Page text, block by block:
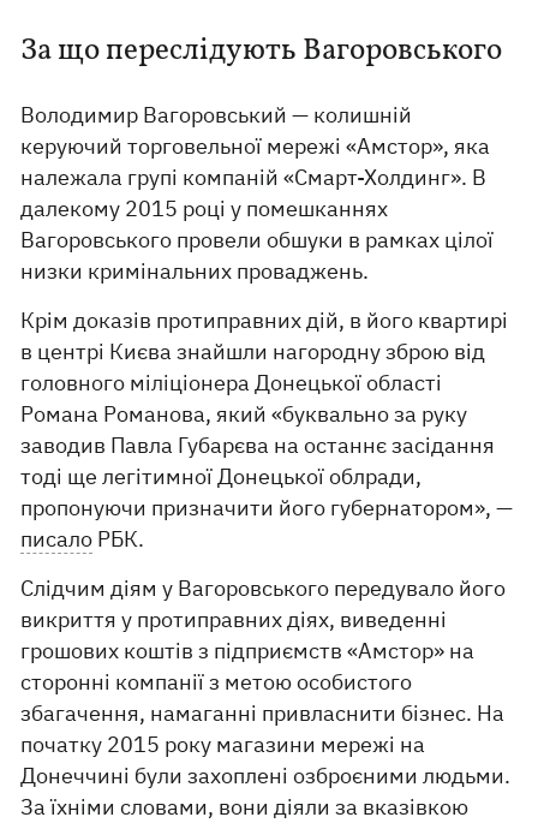
За що переслідують Вагоровського
Володимир Вагоровський — колишній
керуючий торговельної мережі «Амстор», яка
належала групі компаній «Смарт-Холдинг». В
далекому 2015 році у помешканнях
Вагоровського провели обшуки в рамках цілої
низки кримінальних проваджень.
Крім доказів протиправних дій, в його квартирі
в центрі Києва знайшли нагородну зброю від
головного міліціонера Донецької області
Романа Романова, який «буквально за руку
заводив Павла Губарєва на останнє засідання
тоді ще легітимної Донецької облради,
пропонуючи призначити його губернатором», —
писало РБК.
Слідчим діям у Вагоровського передувало його
викриття у протиправних діях, виведенні
грошових коштів з підприємств «Амстор» на
сторонні компанії з метою особистого
збагачення, намаганні привласнити бізнес. На
початку 2015 року магазини мережі на
Донеччині були захоплені озброєними людьми.
За їхніми словами, вони діяли за вказівкою